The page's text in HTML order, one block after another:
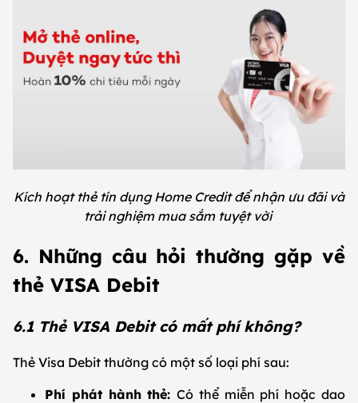
Kích hoạt thẻ tín dụng Home Credit để nhận ưu đãi và
trải nghiệm mua sắm tuyệt vời
6. Những câu hỏi thường gặp về
thẻ VISA Debit
6.1 Thẻ VISA Debit có mất phí không?
Thẻ Visa Debit thường có một số loại phí sau:
Phí phát hành thẻ:Có thể miễn phí hoặc dao